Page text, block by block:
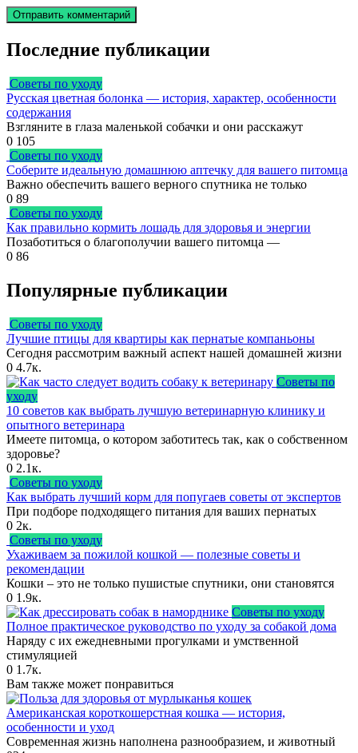
Последние публикации
Советы по уходу
Русская цветная болонка — история, характер, особенности
содержания
Взгляните в глаза маленькой собачки и они расскажут
0 105
Советы по уходу
Соберите идеальную домашнюю аптечку для вашего питомца
Важно обеспечить вашего верного спутника не только
0 89
Советы по уходу
Как правильно кормить лошадь для здоровья и энергии
Позаботиться о благополучии вашего питомца —
0 86
Популярные публикации
Советы по уходу
Лучшие птицы для квартиры как пернатые компаньоны
Сегодня рассмотрим важный аспект нашей домашней жизни
0 4.7к.
Советы по
уходу
10 советов как выбрать лучшую ветеринарную клинику и
опытного ветеринара
Имеете питомца, о котором заботитесь так, как о собственном
здоровье?
0 2.1к.
Советы по уходу
Как выбрать лучший корм для попугаев советы от экспертов
При подборе подходящего питания для ваших пернатых
0 2к.
Советы по уходу
Ухаживаем за пожилой кошкой — полезные советы и
рекомендации
Кошки – это не только пушистые спутники, они становятся
0 1.9к.
Советы по уходу
Полное практическое руководство по уходу за собакой дома
Наряду с их ежедневными прогулками и умственной
стимуляцией
0 1.7к.
Вам также может понравиться
Американская короткошерстная кошка — история,
особенности и уход
Современная жизнь наполнена разнообразием, и животный